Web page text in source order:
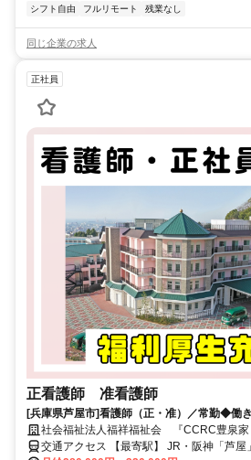
シフト自由 フルリモート 残業なし
同じ企業の求人
正社員
正看護師 准看護師
[兵庫県芦屋市]看護師（正・准）／常勤◆働
社会福祉法人福祥福祉会 『CCRC豊泉
ープ
交通アクセス 【最寄駅】 JR・阪神「芦屋